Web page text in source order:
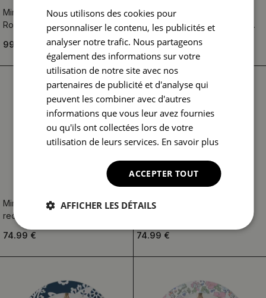
Miroir rond avec décoration
Roses bleues
99.99 €
Miroir avec imprimé décoratif
rectangulaire Motifs carrelés
colorés
74.99 €
Miroir avec imprimé décoratif
rectangulaire Motif floral
aquarelle
74.99 €
Miroir avec imprimé
branches
74.99 €
Nous utilisons des cookies pour
personnaliser le contenu, les publicités et
analyser notre trafic. Nous partageons
également des informations sur votre
utilisation de notre site avec nos
partenaires de publicité et d'analyse qui
peuvent les combiner avec d'autres
informations que vous leur avez fournies
ou qu'ils ont collectées lors de votre
utilisation de leurs services. En savoir plus
ACCEPTER TOUT
AFFICHER LES DÉTAILS